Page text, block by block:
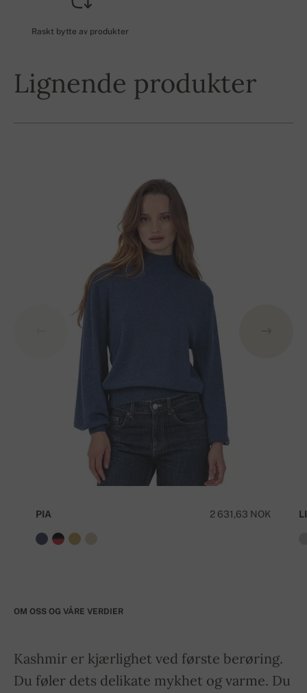
Raskt bytte av produkter
Lignende produkter
2 631,63 NOK
PIA
OM OSS OG VÅRE VERDIER
Kashmir er kjærlighet ved første berøring.
Du føler dets delikate mykhet og varme. Du